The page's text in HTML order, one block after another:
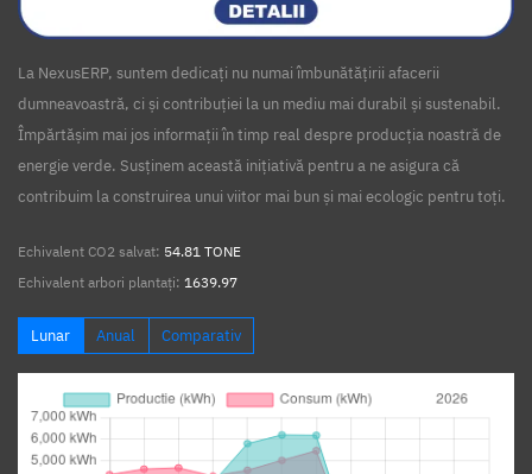
La NexusERP, suntem dedicați nu numai îmbunătățirii afacerii
dumneavoastră, ci și contribuției la un mediu mai durabil și sustenabil.
Împărtășim mai jos informații în timp real despre producția noastră de
energie verde. Susținem această inițiativă pentru a ne asigura că
contribuim la construirea unui viitor mai bun și mai ecologic pentru toți.
Echivalent CO2 salvat: 54.81 TONE
Echivalent arbori plantați: 1639.97
Lunar Anual Comparativ